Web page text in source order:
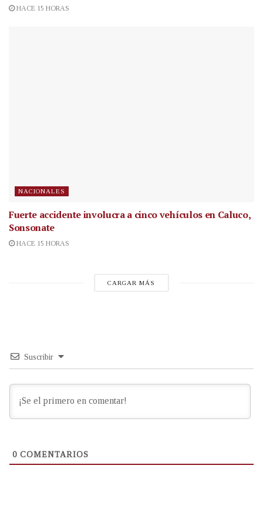
HACE 15 HORAS
NACIONALES
Fuerte accidente involucra a cinco vehículos en Caluco,
Sonsonate
HACE 15 HORAS
CARGAR MÁS
Suscribir
0 COMENTARIOS